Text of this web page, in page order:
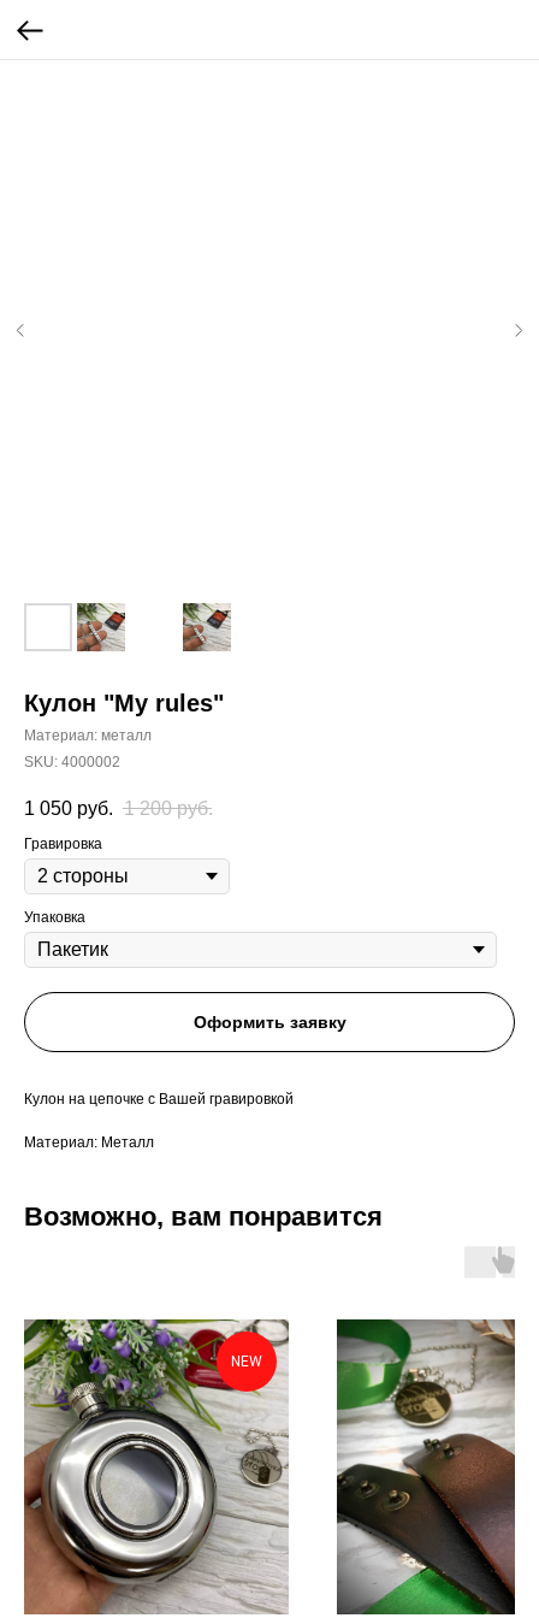
Кулон "My rules"
Материал: металл
SKU: 4000002
1 050 руб. 1 200 руб.
Гравировка
Упаковка
Оформить заявку
Кулон на цепочке с Вашей гравировкой
Материал: Металл
Возможно, вам понравится
NEW